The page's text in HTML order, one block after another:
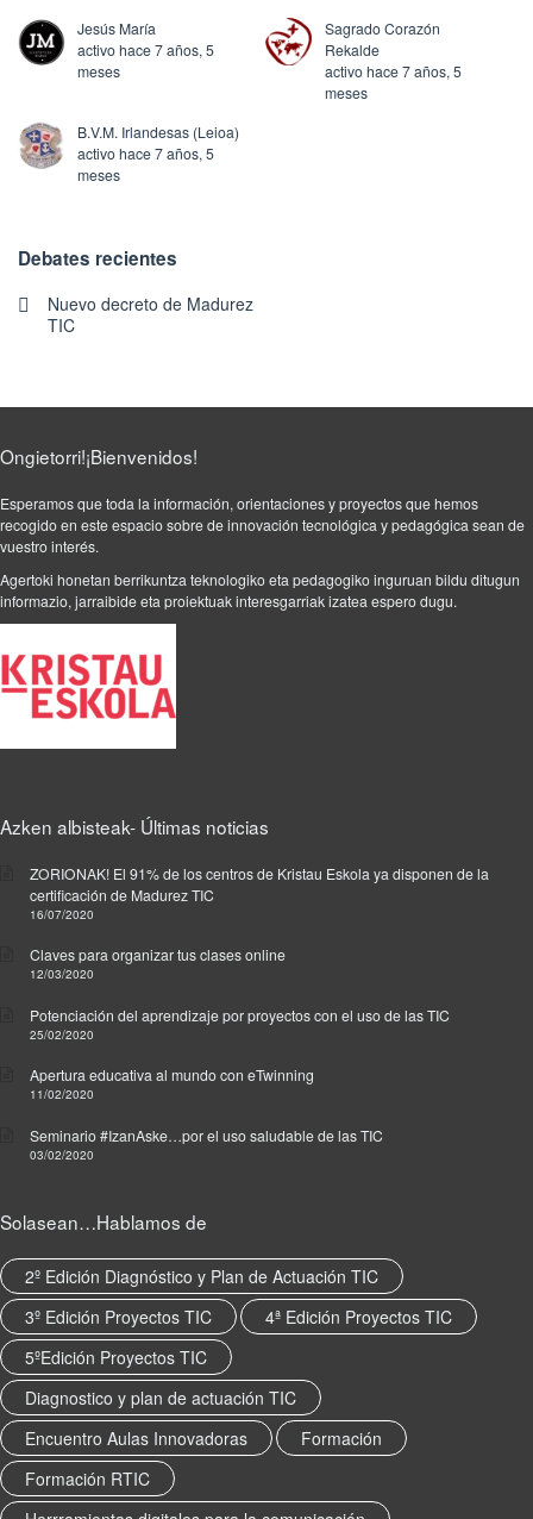
Jesús María
activo hace 7 años, 5
meses
Sagrado Corazón
Rekalde
activo hace 7 años, 5
meses
B.V.M. Irlandesas (Leioa)
activo hace 7 años, 5
meses
Debates recientes
Nuevo decreto de Madurez
TIC
Ongietorri!¡Bienvenidos!
Esperamos que toda la información, orientaciones y proyectos que hemos
recogido en este espacio sobre de innovación tecnológica y pedagógica sean de
vuestro interés.
Agertoki honetan berrikuntza teknologiko eta pedagogiko inguruan bildu ditugun
informazio, jarraibide eta proiektuak interesgarriak izatea espero dugu.
Azken albisteak- Últimas noticias
ZORIONAK! El 91% de los centros de Kristau Eskola ya disponen de la
certificación de Madurez TIC
16/07/2020
Claves para organizar tus clases online
12/03/2020
Potenciación del aprendizaje por proyectos con el uso de las TIC
25/02/2020
Apertura educativa al mundo con eTwinning
11/02/2020
Seminario #IzanAske…por el uso saludable de las TIC
03/02/2020
Solasean…Hablamos de
2º Edición Diagnóstico y Plan de Actuación TIC
3º Edición Proyectos TIC
4ª Edición Proyectos TIC
5ºEdición Proyectos TIC
Diagnostico y plan de actuación TIC
Encuentro Aulas Innovadoras
Formación
Formación RTIC